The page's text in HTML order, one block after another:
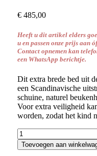
€485,00
Heeft u dit artikel elders
u en passen onze prijs aan
Contact opnemen kan
een WhatsApp berichtje.
Dit extra brede bed uit
een Scandinavische
schuine, naturel
Voor extra veiligheid
worden, zodat het kind
Pinio
bed
Swing
Toevoegen aan